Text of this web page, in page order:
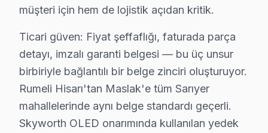
Maslak, iş hayatının yoğun olduğu bir bölgedir.
Pınar'da Skyworth TV Servisi
Pınar Mahallesi, sakin yaşam tarzıyla bilinen bir
Poligon'da Skyworth TV Servisi
Poligon Mahallesi, çeşitli yaş gruplarından ve yaşam
müşteri için hem de lojistik açıdan kritik.
Ticari güven: Fiyat şeffaflığı, faturada parça
detayı, imzalı garanti belgesi — bu üç unsur
birbiriyle bağlantılı bir belge zinciri oluşturuyor.
Rumeli Hisarı'tan Maslak'e tüm Sarıyer
mahallelerinde aynı belge standardı geçerli.
Skyworth OLED onarımında kullanılan yedek